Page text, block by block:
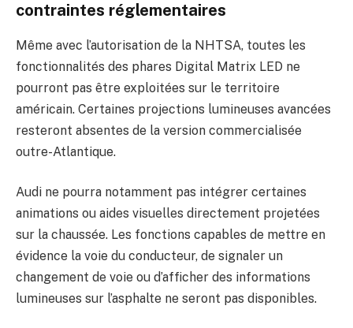
contraintes réglementaires
Même avec l’autorisation de la NHTSA, toutes les
fonctionnalités des phares Digital Matrix LED ne
pourront pas être exploitées sur le territoire
américain. Certaines projections lumineuses avancées
resteront absentes de la version commercialisée
outre-Atlantique.
Audi ne pourra notamment pas intégrer certaines
animations ou aides visuelles directement projetées
sur la chaussée. Les fonctions capables de mettre en
évidence la voie du conducteur, de signaler un
changement de voie ou d’afficher des informations
lumineuses sur l’asphalte ne seront pas disponibles.